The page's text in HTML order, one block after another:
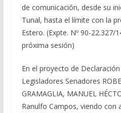
de comunicación, desde su
Tunal, hasta el límite con la
Estero. (Expte. Nº 90-22.327/
próxima sesión)
En el proyecto de
Legisladores Senadores
GRAMAGLIA, MANUEL
Ranulfo Campos, viendo con